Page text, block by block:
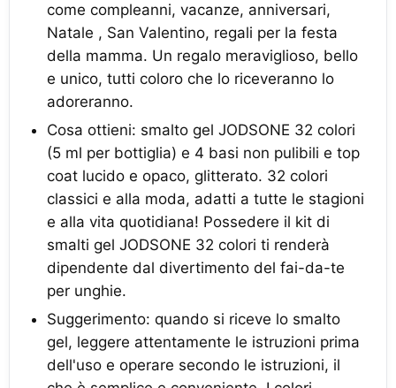
come compleanni, vacanze, anniversari,
Natale , San Valentino, regali per la festa
della mamma. Un regalo meraviglioso, bello
e unico, tutti coloro che lo riceveranno lo
adoreranno.
Cosa ottieni: smalto gel JODSONE 32 colori
(5 ml per bottiglia) e 4 basi non pulibili e top
coat lucido e opaco, glitterato. 32 colori
classici e alla moda, adatti a tutte le stagioni
e alla vita quotidiana! Possedere il kit di
smalti gel JODSONE 32 colori ti renderà
dipendente dal divertimento del fai-da-te
per unghie.
Suggerimento: quando si riceve lo smalto
gel, leggere attentamente le istruzioni prima
dell'uso e operare secondo le istruzioni, il